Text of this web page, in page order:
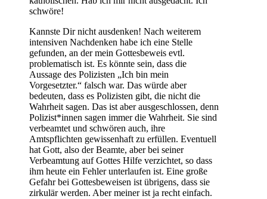
schwöre!
Kannste Dir nicht ausdenken! Nach weiterem
intensiven Nachdenken habe ich eine Stelle
gefunden, an der mein Gottesbeweis evtl.
problematisch ist. Es könnte sein, dass die
Aussage des Polizisten „Ich bin mein
Vorgesetzter.“ falsch war. Das würde aber
bedeuten, dass es Polizisten gibt, die nicht die
Wahrheit sagen. Das ist aber ausgeschlossen, denn
Polizist*innen sagen immer die Wahrheit. Sie sind
verbeamtet und schwören auch, ihre
Amtspflichten gewissenhaft zu erfüllen. Eventuell
hat Gott, also der Beamte, aber bei seiner
Verbeamtung auf Gottes Hilfe verzichtet, so dass
ihm heute ein Fehler unterlaufen ist. Eine große
Gefahr bei Gottesbeweisen ist übrigens, dass sie
zirkulär werden. Aber meiner ist ja recht einfach.